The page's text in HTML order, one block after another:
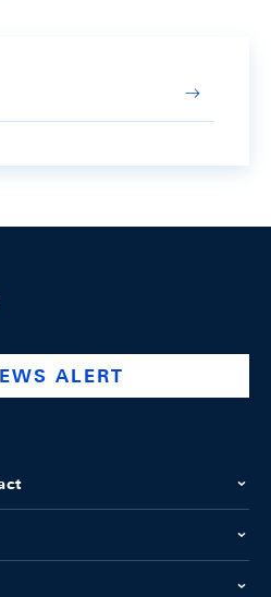
company/swiss-national-
@swissnationalbank
ALERT